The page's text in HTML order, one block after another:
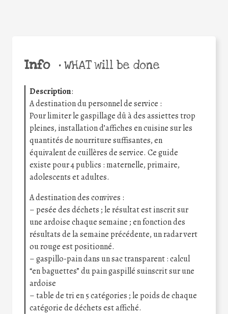
Info •WHAT will be done
Description:
A destination du personnel de service :
Pour limiter le gaspillage dû à des assiettes trop
pleines, installation d’affiches en cuisine sur les
quantités de nourriture suffisantes, en
équivalent de cuillères de service. Ce guide
existe pour 4 publics : maternelle, primaire,
adolescents et adultes.
A destination des convives :
– pesée des déchets ; le résultat est inscrit sur
une ardoise chaque semaine ; en fonction des
résultats de la semaine précédente, un radar vert
ou rouge est positionné.
– gaspillo-pain dans un sac transparent : calcul
“en baguettes” du pain gaspillé suinscrit sur une
ardoise
– table de tri en 5 catégories ; le poids de chaque
catégorie de déchets est affiché.